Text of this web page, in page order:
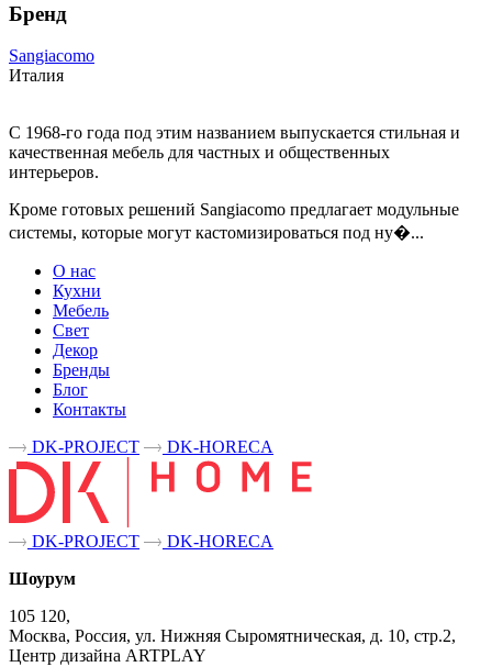
Бренд
Sangiacomo
Италия
С 1968-го года под этим названием выпускается стильная и
качественная мебель для частных и общественных
интерьеров.
Кроме готовых решений Sangiacomo предлагает модульные
системы, которые могут кастомизироваться под ну�...
О нас
Кухни
Мебель
Свет
Декор
Бренды
Блог
Контакты
DK-PROJECT
DK-HORECA
DK-PROJECT
DK-HORECA
Шоурум
105 120,
Москва, Россия, ул. Нижняя Сыромятническая, д. 10, стр.2,
Центр дизайна ARTPLAY